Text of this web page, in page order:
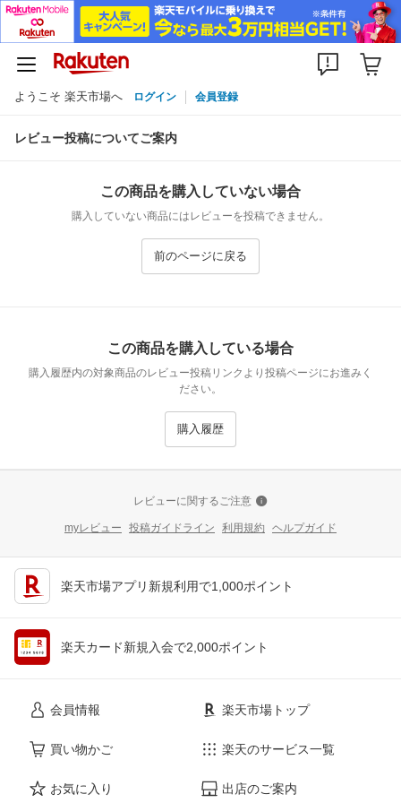
ようこそ 楽天市場へ ログイン 会員登録
レビュー投稿についてご案内
この商品を購入していない場合
購入していない商品にはレビューを投稿できません。
前のページに戻る
この商品を購入している場合
購入履歴内の対象商品のレビュー投稿リンクより投稿ページにお進みく
ださい。
購入履歴
レビューに関するご注意
myレビュー 投稿ガイドライン 利用規約 ヘルプガイド
楽天市場アプリ新規利用で1,000ポイント
楽天カード新規入会で2,000ポイント
会員情報
買い物かご
お気に入り
楽天市場トップ
楽天のサービス一覧
出店のご案内